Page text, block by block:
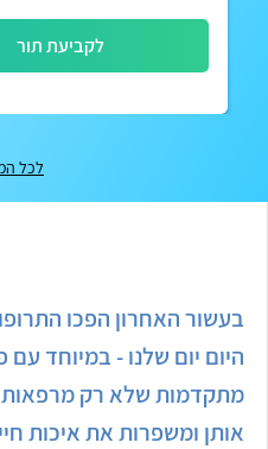
לקביעת תור
לכל
בעשור האחרון הפכו
היום יום שלנו - במיוחד
מתקדמות שלא רק מרפאות
אותן ומשפרות את איכות